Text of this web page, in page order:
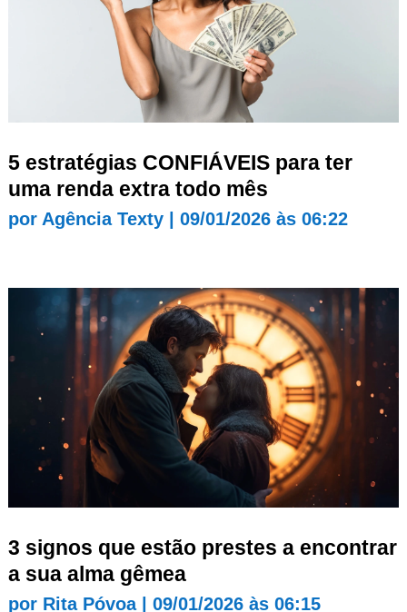
5 estratégias CONFIÁVEIS para ter
uma renda extra todo mês
por Agência Texty| 09/01/2026 às 06:22
3 signos que estão prestes a encontrar
a sua alma gêmea
por Rita Póvoa| 09/01/2026 às 06:15